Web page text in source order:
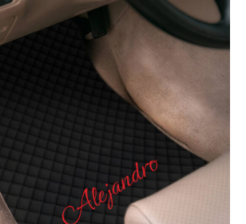
múltiples
variantes.
opciones
página
de